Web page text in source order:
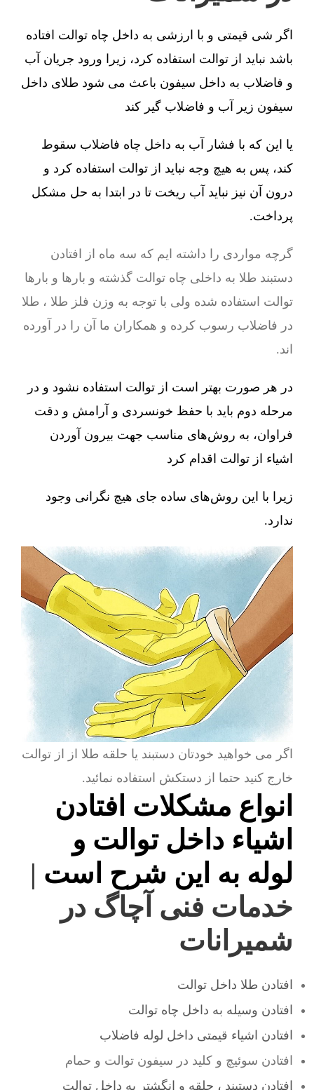
اگر شی قیمتی و با ارزشی به داخل چاه توالت افتاده
باشد نباید از توالت استفاده کرد، زیرا ورود جریان آب
و فاضلاب به داخل سیفون باعث می شود طلای داخل
سیفون زیر آب و فاضلاب گیر کند
یا این که با فشار آب به داخل چاه فاضلاب سقوط
کند، پس به هیچ وجه نباید از توالت استفاده کرد و
درون آن نیز نباید آب ریخت تا در ابتدا به حل مشکل
پرداخت.
گرچه مواردی را داشته ایم که سه ماه از افتادن
دستبند طلا به داخلی چاه توالت گذشته و بارها و بارها
توالت استفاده شده ولی با توجه به وزن فلز طلا ، طلا
در فاضلاب رسوب کرده و همکاران ما آن را در آورده
اند.
در هر صورت بهتر است از توالت استفاده نشود و در
مرحله دوم باید با حفظ خونسردی و آرامش و دقت
فراوان، به روش‌های مناسب جهت بیرون آوردن
اشیاء از توالت اقدام کرد
زیرا با این روش‌های ساده جای هیچ نگرانی وجود
ندارد.
اگر می خواهید خودتان دستبند یا حلقه طلا از از توالت
خارج کنید حتما از دستکش استفاده نمائید.
انواع مشکلات افتادن
اشیاء داخل توالت و
لوله به این شرح است |
خدمات فنی آچاگ در
شمیرانات
افتادن طلا داخل توالت
افتادن وسیله به داخل چاه توالت
افتادن اشیاء قیمتی داخل لوله فاضلاب
افتادن سوئیچ و کلید در سیفون توالت و حمام
افتادن دستبند ، حلقه و انگشتر به داخل توالت